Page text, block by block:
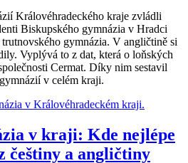
Královéhradeckého kraje zvládli
Biskupského gymnázia v Hradci
gymnázia. V angličtině si
Vyplývá to z dat, která o loňských
Cermat. Díky nim sestavil
v celém kraji.
v kraji: Kde nejlépe
češtiny a angličtiny